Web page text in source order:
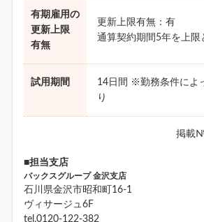
有期雇用の
更新上限
有無
更新上限有無：有
通算契約期間5年を上限
試用期間
14日間 ※勤務条件によ
り
掲載
■担当支店
バックスグループ 金沢支店
石川県金沢市昭和町16-1
ヴィサージュ6F
tel.0120-122-382